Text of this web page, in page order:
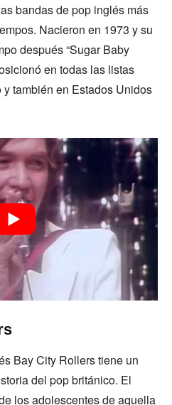
bandas de pop inglés más
Nacieron en 1973 y su
después “Sugar Baby
en todas las listas
también en Estados Unidos
Bay City Rollers tiene un
del pop británico. El
los adolescentes de aquella